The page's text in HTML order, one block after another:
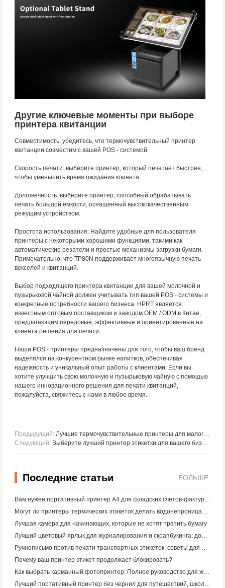
Другие ключевые моменты при выборе
принтера квитанции
Совместимость: убедитесь, что термочувствительный принтер
квитанции совместим с вашей POS - системой.
Скорость печати: выберите принтер, который печатает быстрее,
чтобы уменьшить время ожидания клиента.
Долговечность: выберите принтер, способный обрабатывать
печать большой емкости, оснащенный высококачественным
режущим устройством.
Простота использования: Найдите удобные для пользователя
принтеры с некоторыми хорошими функциями, такими как
автоматические резатели и простые механизмы загрузки бумаги.
Примечательно, что TP80N поддерживает многоязычную печать
векселей и квитанций.
Выбор подходящего принтера квитанции для вашей молочной и
пузырьковой чайной должен учитывать тип вашей POS - системы и
конкретные потребности вашего бизнеса. HPRT является
известным оптовым поставщиком и заводом OEM / ODM в Китае,
предлагающим передовые, эффективные и ориентированные на
клиента решения для печати.
Наши POS - принтеры предназначены для того, чтобы ваш бренд
выделялся на конкурентном рынке напитков, обеспечивая
надежность и уникальный опыт работы с клиентами. Если вы
хотите улучшить свою молочную и пузырьковую чайную с помощью
нашего инновационного решения для печати квитанций,
пожалуйста, свяжитесь с нами в любое время.
Предыдущий: Лучшие термочувствительные принтеры для малого бизнеса в сфере общественного питания, розничной торговли и электронной коммерции (2024)
Следующий: Выберите лучший принтер этикетки для вашего бизнеса
Последние статьи БОЛЬШЕ.
Вам нужен портативный принтер A4 для складских счетов-фактур? Что действительно работает
Могут ли принтеры термических этикеток делать водонепроницаемые этикетки для продуктов малого бизнеса?
Лучшая камера для начинающих, которые не хотят тратить бумагу
Лучший цветовый ярлык для журналирования и скрапбукинга: добавьте больше цвета на каждую страницу
Ручнописьмо против печати транспортных этикеток: советы для малого бизнеса в 2026 году
Почему ваш принтер этикет продолжает блокировать?
Как выбрать карманный фотопринтер: Полное руководство для журналистов, путешественников и пользователей iPhone
Лучший портативный принтер без чернил для путешествий, школы и мобильной работы: Hanin MT620 Pro Review